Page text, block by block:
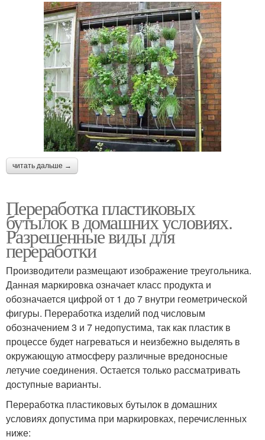
читать дальше →
Переработка пластиковых
бутылок в домашних условиях.
Разрешенные виды для
переработки
Производители размещают изображение треугольника.
Данная маркировка означает класс продукта и
обозначается цифрой от 1 до 7 внутри геометрической
фигуры. Переработка изделий под числовым
обозначением 3 и 7 недопустима, так как пластик в
процессе будет нагреваться и неизбежно выделять в
окружающую атмосферу различные вредоносные
летучие соединения. Остается только рассматривать
доступные варианты.
Переработка пластиковых бутылок в домашних
условиях допустима при маркировках, перечисленных
ниже: